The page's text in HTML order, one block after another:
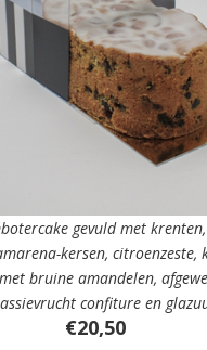
gevuld met
kersen, citroenzeste,
bruine amandelen,
confiture en
€20,50